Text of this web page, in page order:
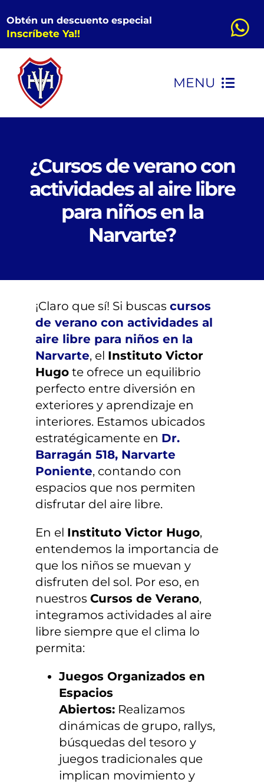
al
contenido
Obtén un descuento especial
Inscríbete Ya!!
MENU
INICIO
CONOCENOS
KINDER
PRIMARIA
INSCRIPCIONES
¿Cursos de verano con
actividades al aire libre
para niños en la
Narvarte?
¡Claro que sí! Si buscas cursos
de verano con actividades al
aire libre para niños en la
Narvarte, el Instituto Victor
Hugote ofrece un equilibrio
perfecto entre diversión en
exteriores y aprendizaje en
interiores. Estamos ubicados
estratégicamente en Dr.
Barragán 518, Narvarte
Poniente, contando con
espacios que nos permiten
disfrutar del aire libre.
En el Instituto Victor Hugo,
entendemos la importancia de
que los niños se muevan y
disfruten del sol. Por eso, en
nuestros Cursos de Verano,
integramos actividades al aire
libre siempre que el clima lo
permita:
Juegos Organizados en
Espacios
Abiertos:Realizamos
dinámicas de grupo, rallys,
búsquedas del tesoro y
juegos tradicionales que
implican movimiento y